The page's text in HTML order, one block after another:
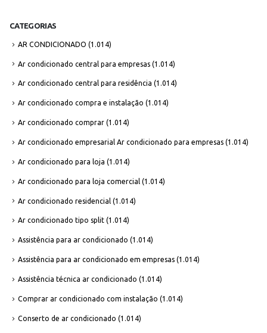
CATEGORIAS
AR CONDICIONADO (1.014)
Ar condicionado central para empresas (1.014)
Ar condicionado central para residência (1.014)
Ar condicionado compra e instalação (1.014)
Ar condicionado comprar (1.014)
Ar condicionado empresarial Ar condicionado para empresas (1.014)
Ar condicionado para loja (1.014)
Ar condicionado para loja comercial (1.014)
Ar condicionado residencial (1.014)
Ar condicionado tipo split (1.014)
Assistência para ar condicionado (1.014)
Assistência para ar condicionado em empresas (1.014)
Assistência técnica ar condicionado (1.014)
Comprar ar condicionado com instalação (1.014)
Conserto de ar condicionado (1.014)